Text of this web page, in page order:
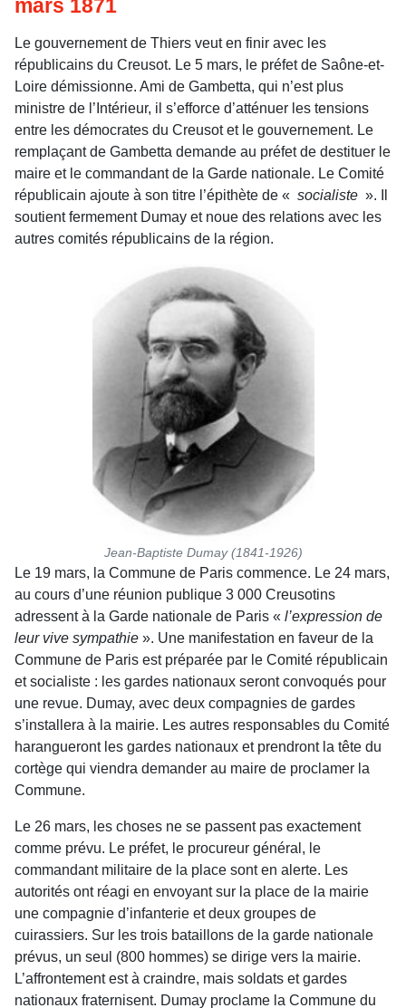
mars 1871
Le gouvernement de Thiers veut en finir avec les
républicains du Creusot. Le 5 mars, le préfet de Saône-et-
Loire démissionne. Ami de Gambetta, qui n’est plus
ministre de l’Intérieur, il s’efforce d’atténuer les tensions
entre les démocrates du Creusot et le gouvernement. Le
remplaçant de Gambetta demande au préfet de destituer le
maire et le commandant de la Garde nationale. Le Comité
républicain ajoute à son titre l’épithète de « socialiste ». Il
soutient fermement Dumay et noue des relations avec les
autres comités républicains de la région.
Jean-Baptiste Dumay (1841-1926)
Le 19 mars, la Commune de Paris commence. Le 24 mars,
au cours d’une réunion publique 3 000 Creusotins
adressent à la Garde nationale de Paris « l’expression de
leur vive sympathie ». Une manifestation en faveur de la
Commune de Paris est préparée par le Comité républicain
et socialiste : les gardes nationaux seront convoqués pour
une revue. Dumay, avec deux compagnies de gardes
s’installera à la mairie. Les autres responsables du Comité
harangueront les gardes nationaux et prendront la tête du
cortège qui viendra demander au maire de proclamer la
Commune.
Le 26 mars, les choses ne se passent pas exactement
comme prévu. Le préfet, le procureur général, le
commandant militaire de la place sont en alerte. Les
autorités ont réagi en envoyant sur la place de la mairie
une compagnie d’infanterie et deux groupes de
cuirassiers. Sur les trois bataillons de la garde nationale
prévus, un seul (800 hommes) se dirige vers la mairie.
L’affrontement est à craindre, mais soldats et gardes
nationaux fraternisent. Dumay proclame la Commune du